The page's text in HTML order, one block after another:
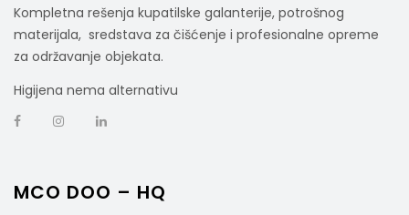
Kompletna rešenja kupatilske galanterije, potrošnog
materijala, sredstava za čišćenje i profesionalne opreme
za održavanje objekata.
Higijena nema alternativu
MCO DOO – HQ